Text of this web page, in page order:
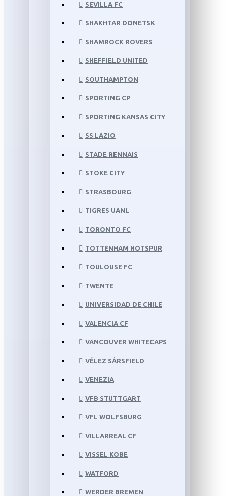
SEVILLA FC
SHAKHTAR DONETSK
SHAMROCK ROVERS
SHEFFIELD UNITED
SOUTHAMPTON
SPORTING CP
SPORTING KANSAS CITY
SS LAZIO
STADE RENNAIS
STOKE CITY
STRASBOURG
TIGRES UANL
TORONTO FC
TOTTENHAM HOTSPUR
TOULOUSE FC
TWENTE
UNIVERSIDAD DE CHILE
VALENCIA CF
VANCOUVER WHITECAPS
VÉLEZ SÁRSFIELD
VENEZIA
VFB STUTTGART
VFL WOLFSBURG
VILLARREAL CF
VISSEL KOBE
WATFORD
WERDER BREMEN